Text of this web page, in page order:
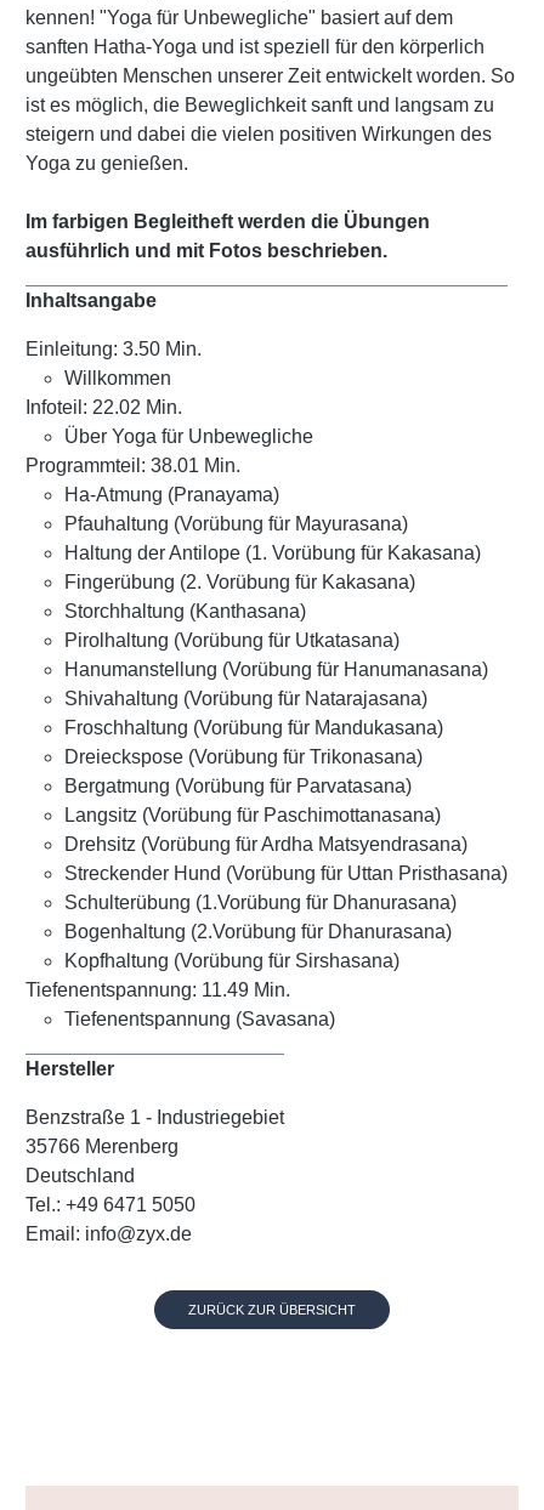
kennen! "Yoga für Unbewegliche" basiert auf dem
sanften Hatha-Yoga und ist speziell für den körperlich
ungeübten Menschen unserer Zeit entwickelt worden. So
ist es möglich, die Beweglichkeit sanft und langsam zu
steigern und dabei die vielen positiven Wirkungen des
Yoga zu genießen.
Im farbigen Begleitheft werden die Übungen
ausführlich und mit Fotos beschrieben.
Inhaltsangabe
Einleitung: 3.50 Min.
Willkommen
Infoteil: 22.02 Min.
Über Yoga für Unbewegliche
Programmteil: 38.01 Min.
Ha-Atmung (Pranayama)
Pfauhaltung (Vorübung für Mayurasana)
Haltung der Antilope (1. Vorübung für Kakasana)
Fingerübung (2. Vorübung für Kakasana)
Storchhaltung (Kanthasana)
Pirolhaltung (Vorübung für Utkatasana)
Hanumanstellung (Vorübung für Hanumanasana)
Shivahaltung (Vorübung für Natarajasana)
Froschhaltung (Vorübung für Mandukasana)
Dreieckspose (Vorübung für Trikonasana)
Bergatmung (Vorübung für Parvatasana)
Langsitz (Vorübung für Paschimottanasana)
Drehsitz (Vorübung für Ardha Matsyendrasana)
Streckender Hund (Vorübung für Uttan Pristhasana)
Schulterübung (1.Vorübung für Dhanurasana)
Bogenhaltung (2.Vorübung für Dhanurasana)
Kopfhaltung (Vorübung für Sirshasana)
Tiefenentspannung: 11.49 Min.
Tiefenentspannung (Savasana)
Hersteller
Benzstraße 1 - Industriegebiet
35766 Merenberg
Deutschland
Tel.: +49 6471 5050
Email: info@zyx.de
ZURÜCK ZUR ÜBERSICHT